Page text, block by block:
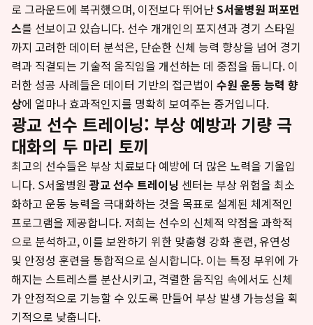
로 그라운드에 복귀했으며, 이전보다 뛰어난S서울병원 퍼포먼
스를 선보이고 있습니다. 선수 개개인의 포지션과 경기 스타일
까지 고려한 데이터 분석은, 단순한 신체 능력 향상을 넘어 경기
력과 직결되는 기술적 움직임을 개선하는 데 중점을 둡니다. 이
러한 성공 사례들은 데이터 기반의 접근법이 수원 운동 능력 향
상에 얼마나 효과적인지를 명확히 보여주는 증거입니다.
광교 선수 트레이닝: 부상 예방과 기량 극
대화의 두 마리 토끼
최고의 선수들은 부상 치료보다 예방에 더 많은 노력을 기울입
니다. S서울병원광교 선수 트레이닝 센터는 부상 위험을 최소
화하고 운동 능력을 극대화하는 것을 목표로 설계된 체계적인
프로그램을 제공합니다. 저희는 선수의 신체적 약점을 과학적
으로 분석하고, 이를 보완하기 위한 맞춤형 강화 훈련, 유연성
및 안정성 훈련을 통합적으로 실시합니다. 이는 특정 부위에 가
해지는 스트레스를 분산시키고, 격렬한 움직임 속에서도 신체
가 안정적으로 기능할 수 있도록 만들어 부상 발생 가능성을 획
기적으로 낮춥니다.